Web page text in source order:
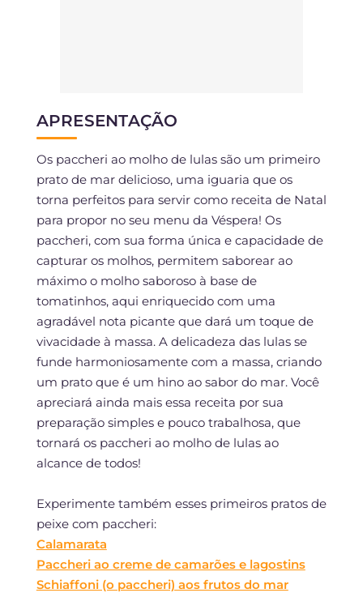
APRESENTAÇÃO
Os paccheri ao molho de lulas são um primeiro
prato de mar delicioso, uma iguaria que os
torna perfeitos para servir como receita de Natal
para propor no seu menu da Véspera! Os
paccheri, com sua forma única e capacidade de
capturar os molhos, permitem saborear ao
máximo o molho saboroso à base de
tomatinhos, aqui enriquecido com uma
agradável nota picante que dará um toque de
vivacidade à massa. A delicadeza das lulas se
funde harmoniosamente com a massa, criando
um prato que é um hino ao sabor do mar. Você
apreciará ainda mais essa receita por sua
preparação simples e pouco trabalhosa, que
tornará os paccheri ao molho de lulas ao
alcance de todos!
Experimente também esses primeiros pratos de
peixe com paccheri:
Calamarata
Paccheri ao creme de camarões e lagostins
Schiaffoni (o paccheri) aos frutos do mar